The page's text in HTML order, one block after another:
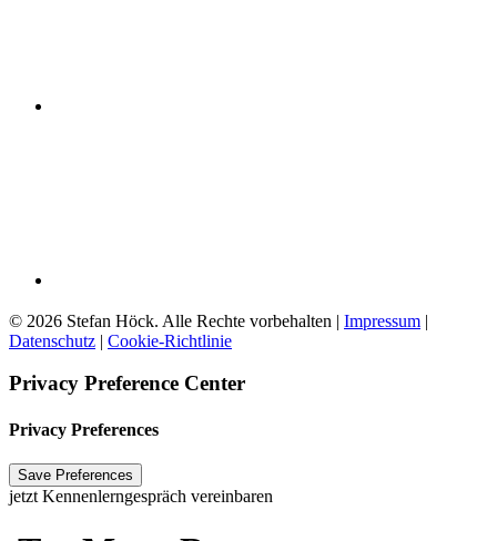
© 2026 Stefan Höck. Alle Rechte vorbehalten | Impressum |
Datenschutz | Cookie-Richtlinie
Privacy Preference Center
Privacy Preferences
jetzt Kennenlerngespräch vereinbaren